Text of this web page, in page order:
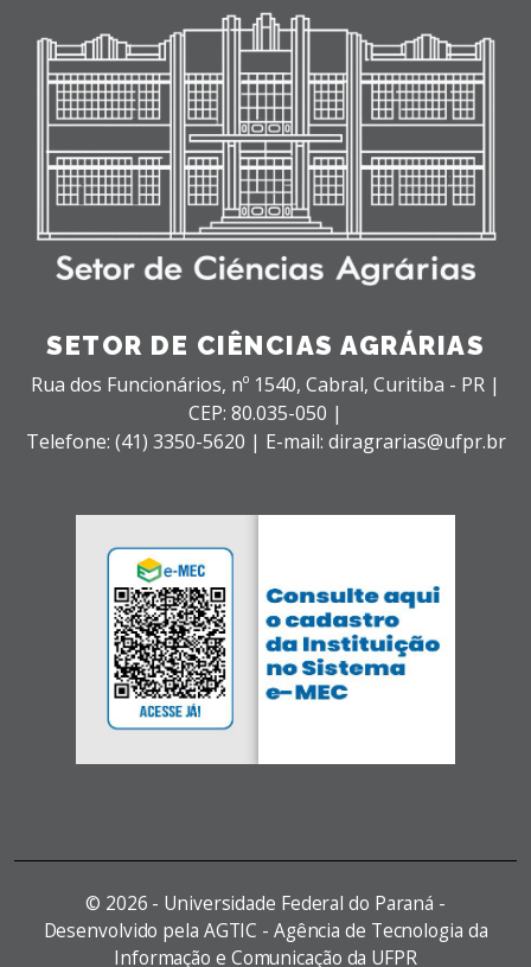
SETOR DE CIÊNCIAS AGRÁRIAS
Rua dos Funcionários, nº 1540, Cabral, Curitiba - PR |
CEP: 80.035-050 |
Telefone: (41) 3350-5620 | E-mail: diragrarias@ufpr.br
© 2026 - Universidade Federal do Paraná -
Desenvolvido pela AGTIC - Agência de Tecnologia da
Informação e Comunicação da UFPR